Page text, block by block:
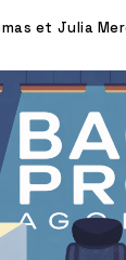
et Julia